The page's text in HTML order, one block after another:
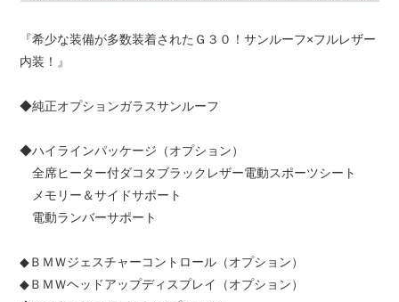
『希少な装備が多数装着されたＧ３０！サンルーフ×フルレザー
内装！』
◆純正オプションガラスサンルーフ
◆ハイラインパッケージ（オプション）
全席ヒーター付ダコタブラックレザー電動スポーツシート
メモリー＆サイドサポート
電動ランバーサポート
◆ＢＭＷジェスチャーコントロール（オプション）
◆ＢＭＷヘッドアップディスプレイ（オプション）